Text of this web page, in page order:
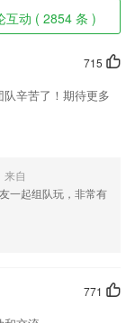
互动 ( 2854 条 )
715
辛苦了！期待更多
来自
一起组队玩，非常有
771